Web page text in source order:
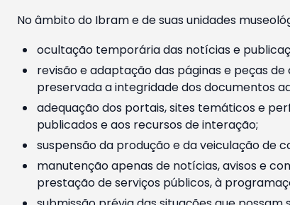
No âmbito do Ibram e de suas unidades
ocultação temporária das notícias e
revisão e adaptação das páginas e peças
preservada a integridade dos documentos
adequação dos portais, sites temáticos e
publicados e aos recursos de interação;
suspensão da produção e da veiculação de
manutenção apenas de notícias, avisos e
prestação de serviços públicos, à